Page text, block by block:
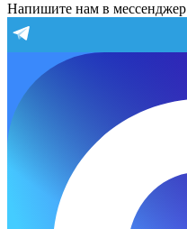
Напишите нам в мессенджер